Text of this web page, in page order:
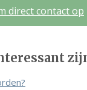
direct contact op